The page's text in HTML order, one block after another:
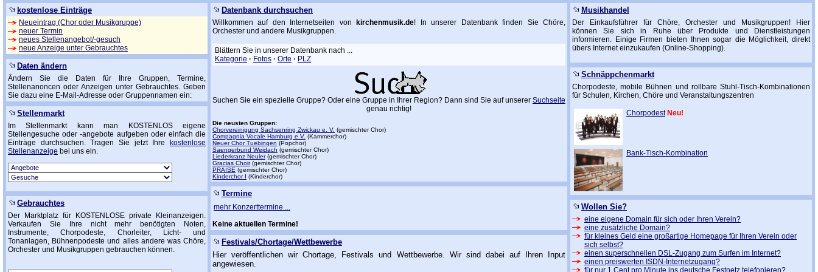
kostenlose Einträge
Neueintrag (Chor oder Musikgruppe)
neuer Termin
neues Stellenangebot/-gesuch
neue Anzeige unter Gebrauchtes
Daten ändern
Ändern Sie die Daten für Ihre Gruppen, Termine,
Stellenanoncen oder Anzeigen unter Gebrauchtes. Geben
Sie dazu eine E-Mail-Adresse oder Gruppennamen ein:
Stellenmarkt
Im Stellenmarkt kann man KOSTENLOS eigene
Stellengesuche oder -angebote aufgeben oder einfach die
Einträge durchsuchen. Tragen Sie jetzt Ihre
kostenlose
Stellenanzeige bei uns ein.
Gebrauchtes
Der Marktplatz für KOSTENLOSE private Kleinanzeigen.
Verkaufen Sie Ihre nicht mehr benötigten Noten,
Instrumente, Chorpodeste, Chorleiter, Licht- und
Tonanlagen, Bühnenpodeste und alles andere was Chöre,
Orchester und Musikgruppen gebrauchen können.
Datenbank durchsuchen
Willkommen auf den Internetseiten von kirchenmusik.de! In unserer Datenbank finden Sie Chöre,
Orchester und andere Musikgruppen.
Blättern Sie in unserer Datenbank nach ...
Kategorie · Fotos · Orte · PLZ
Suchen Sie ein spezielle Gruppe? Oder eine Gruppe in Ihrer Region? Dann sind Sie auf unserer Suchseite
genau richtig!
Die neusten Gruppen:
Chorvereinigung Sachsenring Zwickau e. V. (gemischter Chor)
Compagnia Vocale Hamburg e.V. (Kammerchor)
Neuer Chor Tuebingen (Popchor)
Saengerbund Weidach (gemischter Chor)
Liederkranz Neuler(gemischter Chor)
Gracias Choir(gemischter Chor)
PRAISE (gemischter Chor)
Kinderchor I (Kinderchor)
Termine
mehr Konzerttermine ...
Keine aktuellen Termine!
Festivals/Chortage/Wettbewerbe
Hier veröffentlichen wir Chortage, Festivals und Wettbewerbe. Wir sind dabei auf Ihren Input
angewiesen.
Musikhandel
Der Einkaufsführer für Chöre, Orchester und Musikgruppen! Hier
können Sie sich in Ruhe über Produkte und Dienstleistungen
informieren. Einige Firmen bieten Ihnen sogar die Möglichkeit, direkt
übers Internet einzukaufen (Online-Shopping).
Schnäppchenmarkt
Chorpodeste, mobile Bühnen und rollbare Stuhl-Tisch-Kombinationen
für Schulen, Kirchen, Chöre und Veranstaltungszentren
Chorpodest Neu!
Bank-Tisch-Kombination
Wollen Sie?
eine eigene Domain für sich oder Ihren Verein?
eine zusätzliche Domain?
für kleines Geld eine großartige Homepage für Ihren Verein oder
sich selbst?
einen superschnellen DSL-Zugang zum Surfen im Internet?
einen preiswerten ISDN-Internetzugang?
für nur 1 Cent pro Minute ins deutsche Festnetz telefonieren?